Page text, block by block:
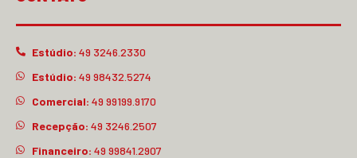
Estúdio: 49 3246.2330
Estúdio: 49 98432.5274
Comercial: 49 99199.9170
Recepção: 49 3246.2507
Financeiro: 49 99841.2907